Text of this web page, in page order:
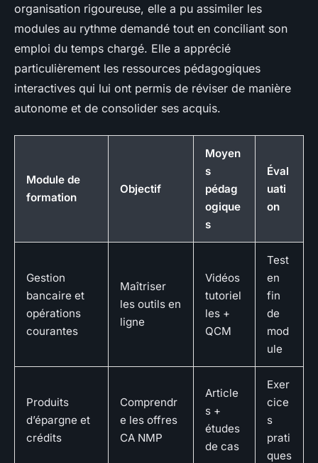
organisation rigoureuse, elle a pu assimiler les
modules au rythme demandé tout en conciliant son
emploi du temps chargé. Elle a apprécié
particulièrement les ressources pédagogiques
interactives qui lui ont permis de réviser de manière
autonome et de consolider ses acquis.
Module de
formation
Objectif
Moyen
s
pédag
ogique
s
Éval
uati
on
Gestion
bancaire et
opérations
courantes
Maîtriser
les outils en
ligne
Vidéos
tutoriel
les +
QCM
Test
en
fin
de
mod
ule
Produits
d’épargne et
crédits
Comprendr
e les offres
CA NMP
Article
s +
études
de cas
Exer
cice
s
prati
ques